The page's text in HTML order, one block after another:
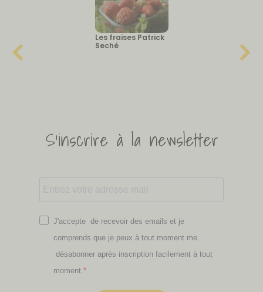
Les fraises Patrick
Seché
S'inscrire à la newsletter
J'accepte de recevoir des emails et je
comprends que je peux à tout moment me
désabonner après inscription facilement à tout
moment.